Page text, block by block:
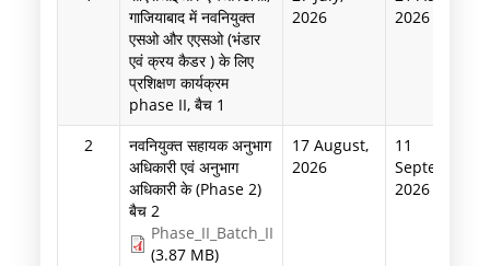
गाजियाबाद में नवनियुक्त
एसओ और एएसओ (भंडार
एवं क्रय कैडर ) के लिए
प्रशिक्षण कार्यक्रम
phase II, बैच 1
2026
2026
2
नवनियुक्त सहायक अनुभाग
अधिकारी एवं अनुभाग
अधिकारी के (Phase 2)
बैच 2
Phase_II_Batch_II
(3.87 MB)
17 August,
2026
11
September,
2026